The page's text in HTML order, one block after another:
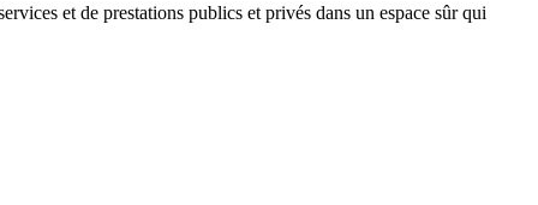
et de prestations publics et privés dans un espace sûr qui